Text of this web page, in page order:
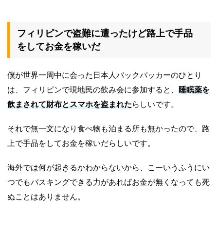
フィリピンで盗難に遭ったけど路上で手品
をしてお金を稼いだ
僕が世界一周中に会った日本人バックパッカーのひとり
は、フィリピンで現地民の飲み会に参加すると、 睡眠薬を
飲まされて財布とスマホを盗まれたらしいです。
それで無一文になり食べ物も泊まる所も無かったので、路
上で手品をしてお金を稼いだらしいです。
海外では何が起きるかわからないから、こーいうふうにい
つでもバスキングできる力があればお金が無くなっても死
ぬことはありません。